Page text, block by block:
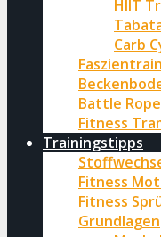
HIIT
Carb
Battle Rope
Fitness
Trainingstipps
Fitness
Fitness
Grundlagen